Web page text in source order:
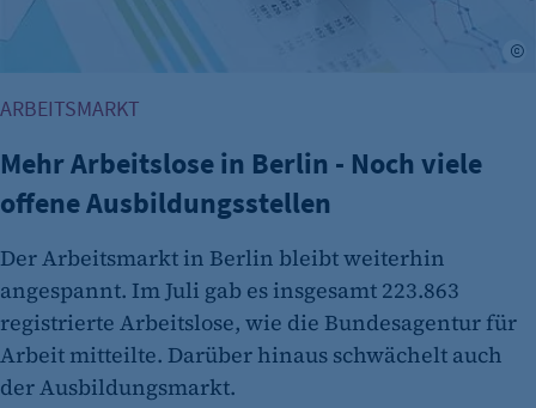
cookie_consent
Zweck:
Einverständnis-Optionen des Benutzers
Cookie Laufzeit:
ARBEITSMARKT
Mehr Arbeitslose in Berlin - Noch viele
offene Ausbildungsstellen
Der Arbeitsmarkt in Berlin bleibt weiterhin
angespannt. Im Juli gab es insgesamt 223.863
registrierte Arbeitslose, wie die Bundesagentur für
Arbeit mitteilte. Darüber hinaus schwächelt auch
der Ausbildungsmarkt.